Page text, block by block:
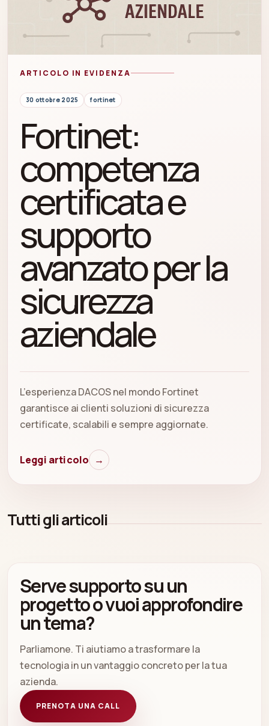
ARTICOLO IN EVIDENZA
30 ottobre 2025 fortinet
Fortinet:
competenza
certificata e
supporto
avanzato per la
sicurezza
aziendale
L’esperienza DACOS nel mondo Fortinet
garantisce ai clienti soluzioni di sicurezza
certificate, scalabili e sempre aggiornate.
Leggi articolo →
Tutti gli articoli
Serve supporto su un
progetto o vuoi approfondire
un tema?
Parliamone. Ti aiutiamo a trasformare la
tecnologia in un vantaggio concreto per la tua
azienda.
PRENOTA UNA CALL